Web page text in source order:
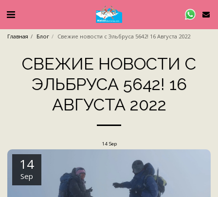
Главная Блог Свежие новости с Эльбруса 5642! 16 Августа 2022
СВЕЖИЕ НОВОСТИ С
ЭЛЬБРУСА 5642! 16
АВГУСТА 2022
14 Sep
14
Sep